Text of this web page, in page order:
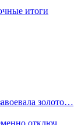
итоги
золото…